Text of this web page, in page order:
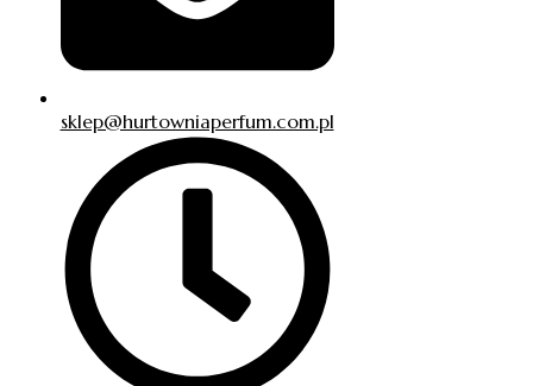
sklep@hurtowniaperfum.com.pl